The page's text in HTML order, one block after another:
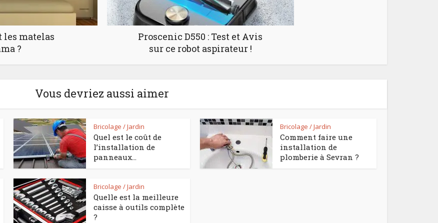
les matelas
?
Proscenic D550 : Test et Avis
sur ce robot aspirateur !
Vous devriez aussi aimer
Bricolage / Jardin
Quel est le coût de
l’installation de
panneaux...
Bricolage / Jardin
Comment faire une
installation de
plomberie à Sevran ?
Bricolage / Jardin
Quelle est la meilleure
caisse à outils complète
?